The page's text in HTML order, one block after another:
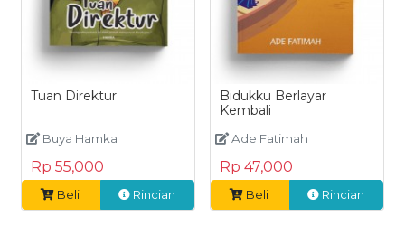
Tuan Direktur
Buya Hamka
Rp 55,000
Beli Rincian
Bidukku Berlayar
Kembali
Ade Fatimah
Rp 47,000
Beli Rincian